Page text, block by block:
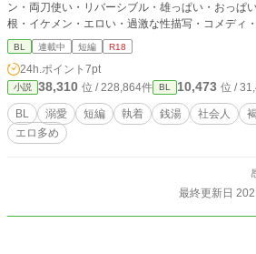
ン・両刀使い・リバーシブル・雄っぱい・おっぱ
根・イケメン・エロい・過激な性描写・コメディ
ド・性癖にクる・オナニー・セルフセックス・フ
代・ケツマン】作品が好きという人にも読んでも
BL 連載中 短編 R18
24h.ポイント 7pt
小説 38,310 位 / 228,864件 BL 10,473 位 /
BL 溺愛 短編 執着 銭湯 社会人
エロ多め
最終更新日